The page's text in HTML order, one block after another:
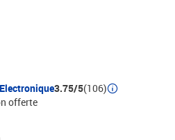
humide. La surface lisse donne
la beauté du cuir
: le ressort ensaché
sa très haute qualité tout en
et d'adaptabilité. Il peut
les chocs causés par les sauts et
: ce matelas de lit offre une
de fermeté sans sacrifier le
3.75/5(106)
offerte